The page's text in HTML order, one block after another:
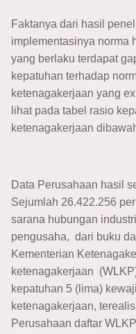
Faktanya dari hasil
implementasinya norma
yang berlaku terdapat
kepatuhan terhadap
ketenagakerjaan yang
lihat pada tabel rasio
ketenagakerjaan
Data Perusahaan hasil
Sejumlah 26.422.256
sarana hubungan
pengusaha, dari buku
Kementerian
ketenagakerjaan
kepatuhan 5 (lima)
ketenagakerjaan,
Perusahaan daftar